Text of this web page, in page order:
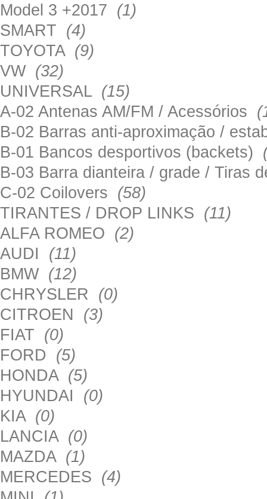
Model 3 +2017 (1)
SMART (4)
TOYOTA (9)
VW (32)
UNIVERSAL (15)
A-02 Antenas AM/FM / Acessórios
B-02 Barras anti-aproximação /
B-01 Bancos desportivos (backets)
B-03 Barra dianteira / grade / Tiras
C-02 Coilovers (58)
TIRANTES / DROP LINKS (11)
ALFA ROMEO (2)
AUDI (11)
BMW (12)
CHRYSLER (0)
CITROEN (3)
FIAT (0)
FORD (5)
HONDA (5)
HYUNDAI (0)
KIA (0)
LANCIA (0)
MAZDA (1)
MERCEDES (4)